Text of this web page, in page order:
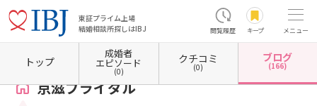
東証プライム上場
結婚相談所探しはIBJ
閲覧履歴 キープ メニュー
ホーム 滋賀県の結婚相談所 滋賀県東近江市 京滋ブライダル カウンセラーブログ一覧
京滋ブライダル
トップ
成婚者
エピソード
(0)
クチコミ
(0)
ブログ
(166)